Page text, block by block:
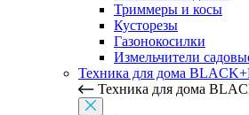
Триммеры и косы
Кусторезы
Газонокосилки
Измельчители
Техника для дома
Техника для дома